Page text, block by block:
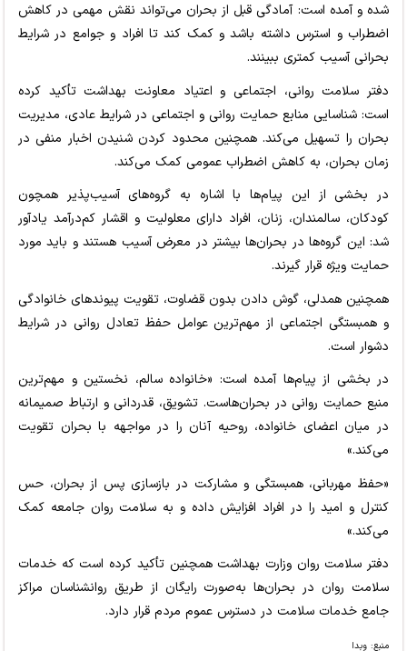
شده و آمده است: آمادگی قبل از بحران می‌تواند نقش مهمی در کاهش
اضطراب و استرس داشته باشد و کمک کند تا افراد و جوامع در شرایط
بحرانی آسیب کمتری ببینند.
دفتر سلامت روانی، اجتماعی و اعتیاد معاونت بهداشت تأکید کرده
است: شناسایی منابع حمایت روانی و اجتماعی در شرایط عادی، مدیریت
بحران را تسهیل می‌کند. همچنین محدود کردن شنیدن اخبار منفی در
زمان بحران، به کاهش اضطراب عمومی کمک می‌کند.
در بخشی از این پیام‌ها با اشاره به گروه‌های آسیب‌پذیر همچون
کودکان، سالمندان، زنان، افراد دارای معلولیت و اقشار کم‌درآمد یادآور
شد: این گروه‌ها در بحران‌ها بیشتر در معرض آسیب هستند و باید مورد
حمایت ویژه قرار گیرند.
همچنین همدلی، گوش دادن بدون قضاوت، تقویت پیوندهای خانوادگی
و همبستگی اجتماعی از مهم‌ترین عوامل حفظ تعادل روانی در شرایط
دشوار است.
در بخشی از پیام‌ها آمده است: «خانواده سالم، نخستین و مهم‌ترین
منبع حمایت روانی در بحران‌هاست. تشویق، قدردانی و ارتباط صمیمانه
در میان اعضای خانواده، روحیه آنان را در مواجهه با بحران تقویت
می‌کند.»
«حفظ مهربانی، همبستگی و مشارکت در بازسازی پس از بحران، حس
کنترل و امید را در افراد افزایش داده و به سلامت روان جامعه کمک
می‌کند.»
دفتر سلامت روان وزارت بهداشت همچنین تأکید کرده است که خدمات
سلامت روان در بحران‌ها به‌صورت رایگان از طریق روانشناسان مراکز
جامع خدمات سلامت در دسترس عموم مردم قرار دارد.
منبع: وبدا